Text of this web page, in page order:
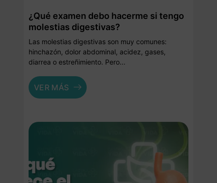
¿Qué examen debo hacerme si tengo
molestias digestivas?
Las molestias digestivas son muy comunes:
hinchazón, dolor abdominal, acidez, gases,
diarrea o estreñimiento. Pero...
VER MÁS